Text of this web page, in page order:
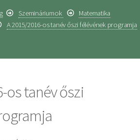
Szemináriumok
Matematika
A 2015/2016-os tanév őszi félévének programja
os tanév őszi